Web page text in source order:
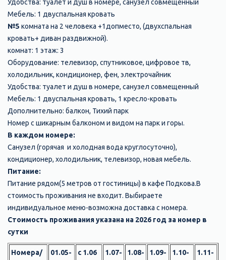
Удобства: туалет и душ в номере, санузел совмещенный
Мебель: 1 двуспальная кровать
№5 комната на 2 человека +1допместо, (двухспальная
кровать+ диван раздвижной).
комнат: 1 этаж: 3
Оборудование: телевизор, спутниковое, цифровое тв,
холодильник, кондиционер, фен, электрочайник
Удобства: туалет и душ в номере, санузел совмещенный
Мебель: 1 двуспальная кровать, 1 кресло-кровать
Дополнительно: балкон, Тихий парк
Номер с шикарным балконом и видом на парк и горы.
В каждом номере:
Санузел (горячая и холодная вода круглосуточно),
кондиционер, холодильник, телевизор, новая мебель.
Питание:
Питание рядом(5 метров от гостиницы) в кафе Подкова.В
стоимость проживания не входит. Выбираете
индивидуальное меню-возможна доставка с номера.
Стоимость проживания указана на 2026 год за номер в
сутки
Номера/
01.05-
с 1.06
1.07-
1.08-
1.09-
1.10-
1.11-